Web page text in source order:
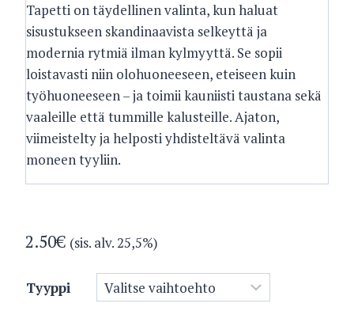
Tapetti on täydellinen valinta, kun haluat
sisustukseen skandinaavista selkeyttä ja
modernia rytmiä ilman kylmyyttä. Se sopii
loistavasti niin olohuoneeseen, eteiseen kuin
työhuoneeseen – ja toimii kauniisti taustana sekä
vaaleille että tummille kalusteille. Ajaton,
viimeistelty ja helposti yhdisteltävä valinta
moneen tyyliin.
2.50€ (sis. alv. 25,5%)
Tyyppi